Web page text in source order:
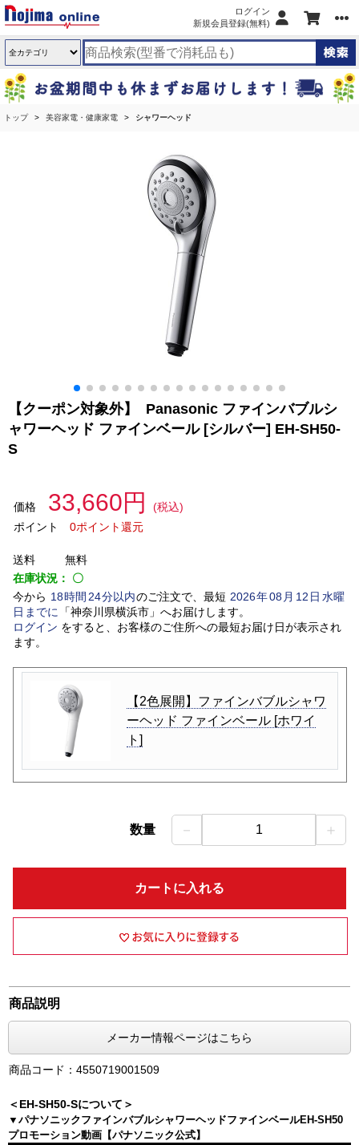
ログイン
新規会員登録(無料)
トップ 美容家電・健康家電 シャワーヘッド
【クーポン対象外】 Panasonic ファインバブルシ
ャワーヘッド ファインベール [シルバー] EH-SH50-
S
価格 33,660円
(税込)
ポイント
0ポイント還元
送料
無料
在庫状況： 〇
今から 18時間 24分以内のご注文で、最短 2026年08 月 12 日水曜
日 までに 「神奈川県横浜市」 へお届けします。
ログイン をすると、お客様のご住所への最短お届け日が表示され
ます。
【2色展開】ファインバブルシャワ
ーヘッド ファインベール [ホワイ
ト]
数量 － 1 ＋
カートに入れる
商品説明
メーカー情報ページはこちら
商品コード：4550719001509
＜EH-SH50-Sについて＞
▼パナソニックファインバブルシャワーヘッドファインベールEH-SH50
プロモーション動画【パナソニック公式】